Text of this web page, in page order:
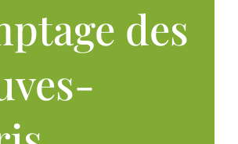
des